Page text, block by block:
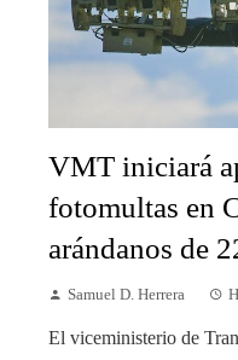
VMT iniciará
fotomultas en
arándanos de
Samuel D. Herrera
El viceministerio de